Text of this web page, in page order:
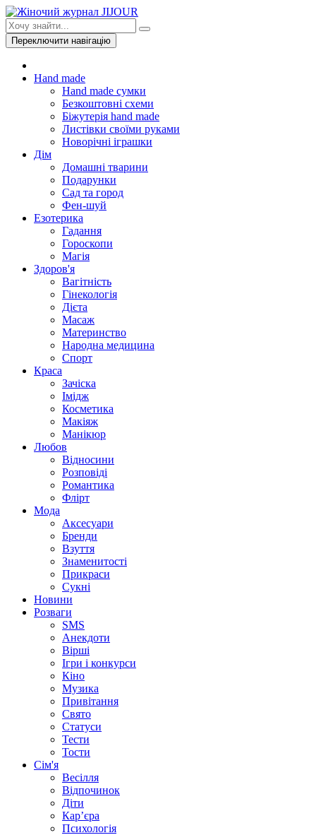
Переключити навігацію
Hand made
Hand made сумки
Безкоштовні схеми
Біжутерія hand made
Листівки своїми руками
Новорічні іграшки
Дім
Домашні тварини
Подарунки
Сад та город
Фен-шуй
Езотерика
Гадання
Гороскопи
Магія
Здоров'я
Вагітність
Гінекологія
Дієта
Масаж
Материнство
Народна медицина
Спорт
Краса
Зачіска
Імідж
Косметика
Макіяж
Манікюр
Любов
Відносини
Розповіді
Романтика
Флірт
Мода
Аксесуари
Бренди
Взуття
Знаменитості
Прикраси
Сукні
Новини
Розваги
SMS
Анекдоти
Вірші
Ігри і конкурси
Кіно
Музика
Привітання
Свято
Статуси
Тести
Тости
Сім'я
Весілля
Відпочинок
Діти
Кар’єра
Психологія